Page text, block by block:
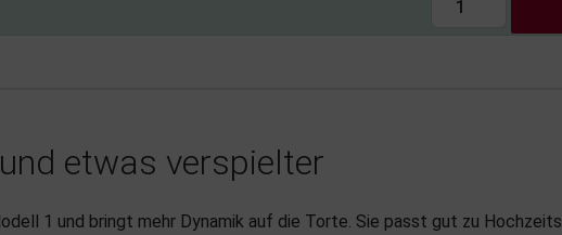
etwas verspielter
1 und bringt mehr Dynamik auf die Torte. Sie passt gut zu